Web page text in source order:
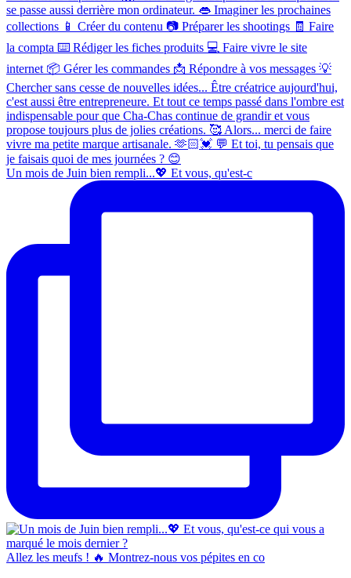
Un mois de Juin bien rempli...💖 Et vous, qu'est-c
Allez les meufs ! 🔥 Montrez-nous vos pépites en co